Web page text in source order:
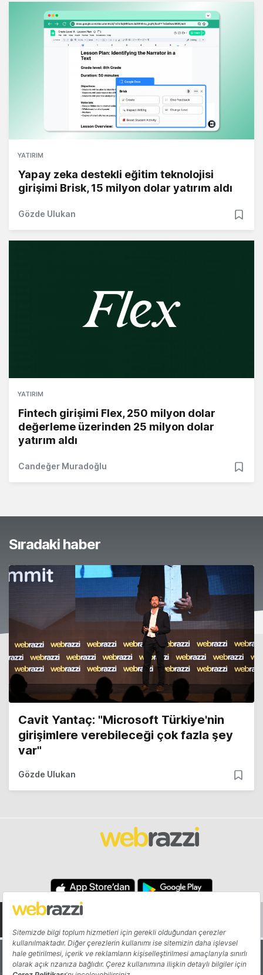
YATIRIM
Yapay zeka destekli eğitim teknolojisi
girişimi Brisk, 15 milyon dolar yatırım aldı
Gözde Ulukan
YATIRIM
Fintech girişimi Flex, 250 milyon dolar
değerleme üzerinden 25 milyon dolar
yatırım aldı
Candeğer Muradoğlu
Sıradaki haber
Cavit Yantaç: "Microsoft Türkiye'nin
girişimlere verebileceği çok fazla şey
var"
Gözde Ulukan
Hakkında Yazarlar